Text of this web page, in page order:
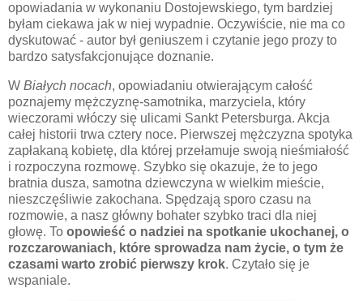
opowiadania w wykonaniu Dostojewskiego, tym bardziej
byłam ciekawa jak w niej wypadnie. Oczywiście, nie ma co
dyskutować - autor był geniuszem i czytanie jego prozy to
bardzo satysfakcjonujące doznanie.
W Białych nocach, opowiadaniu otwierającym całość
poznajemy mężczyznę-samotnika, marzyciela, który
wieczorami włóczy się ulicami Sankt Petersburga. Akcja
całej historii trwa cztery noce. Pierwszej mężczyzna spotyka
zapłakaną kobietę, dla której przełamuje swoją nieśmiałość
i rozpoczyna rozmowę. Szybko się okazuje, że to jego
bratnia dusza, samotna dziewczyna w wielkim mieście,
nieszczęśliwie zakochana. Spędzają sporo czasu na
rozmowie, a nasz główny bohater szybko traci dla niej
głowę. To opowieść o nadziei na spotkanie ukochanej, o
rozczarowaniach, które sprowadza nam życie, o tym że
czasami warto zrobić pierwszy krok. Czytało się je
wspaniale.